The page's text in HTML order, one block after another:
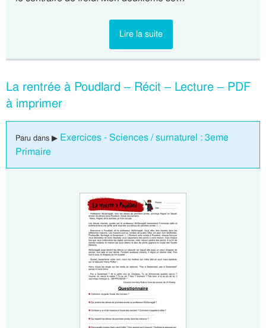
Lire la suite
La rentrée à Poudlard – Récit – Lecture – PDF
à imprimer
Paru dans ▶ Exercices - Sciences / surnaturel : 3eme
Primaire